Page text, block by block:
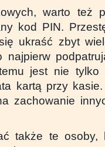
warto też
kod PIN.
ukraść zbyt
jest nie tylko
kartą przy
zachowanie
także te osoby,